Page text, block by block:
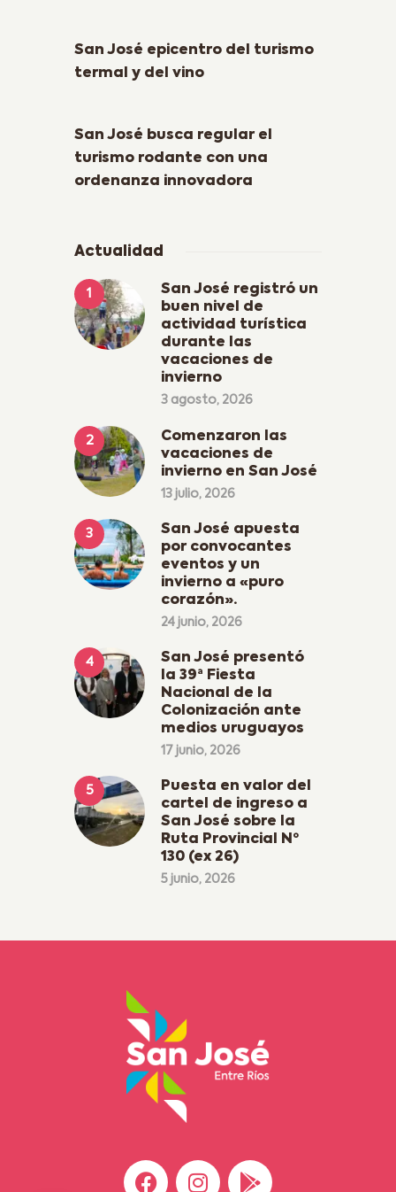
San José epicentro del turismo
termal y del vino
San José busca regular el
turismo rodante con una
ordenanza innovadora
Actualidad
San José registró un
buen nivel de
actividad turística
durante las
vacaciones de
invierno
3 agosto, 2026
Comenzaron las
vacaciones de
invierno en San José
13 julio, 2026
San José apuesta
por convocantes
eventos y un
invierno a «puro
corazón».
24 junio, 2026
San José presentó
la 39ª Fiesta
Nacional de la
Colonización ante
medios uruguayos
17 junio, 2026
Puesta en valor del
cartel de ingreso a
San José sobre la
Ruta Provincial Nº
130 (ex 26)
5 junio, 2026